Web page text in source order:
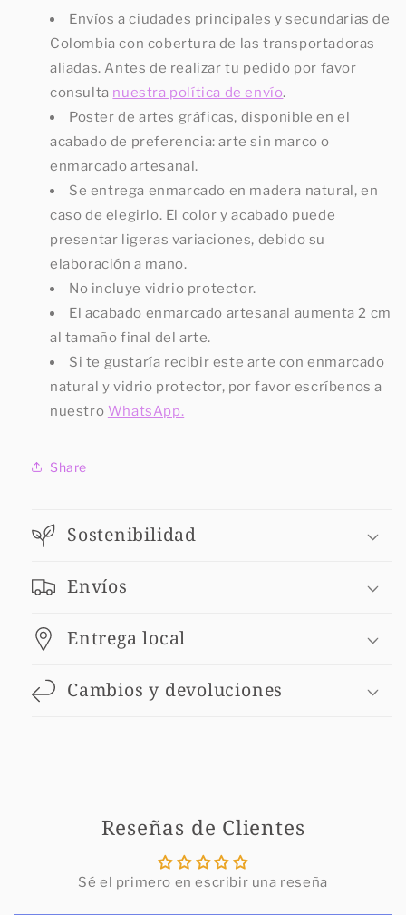
Envíos a ciudades principales y secundarias de
Colombia con cobertura de las transportadoras
aliadas. Antes de realizar tu pedido por favor
consulta nuestra política de envío.
Poster de artes gráficas, disponible en el
acabado de preferencia: arte sin marco o
enmarcado artesanal.
Se entrega enmarcado en madera natural, en
caso de elegirlo. El color y acabado puede
presentar ligeras variaciones, debido su
elaboración a mano.
No incluye vidrio protector.
El acabado enmarcado artesanal aumenta 2 cm
al tamaño final del arte.
Si te gustaría recibir este arte con enmarcado
natural y vidrio protector, por favor escríbenos a
nuestro WhatsApp.
Share
Sostenibilidad
Envíos
Entrega local
Cambios y devoluciones
Reseñas de Clientes
Sé el primero en escribir una reseña